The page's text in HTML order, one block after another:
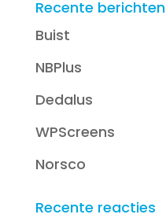
Recente berichten
Buist
NBPlus
Dedalus
WPScreens
Norsco
Recente reacties